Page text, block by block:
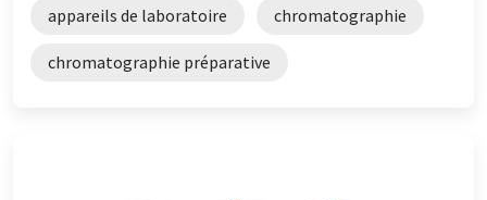
appareils de laboratoire chromatographie
chromatographie préparative